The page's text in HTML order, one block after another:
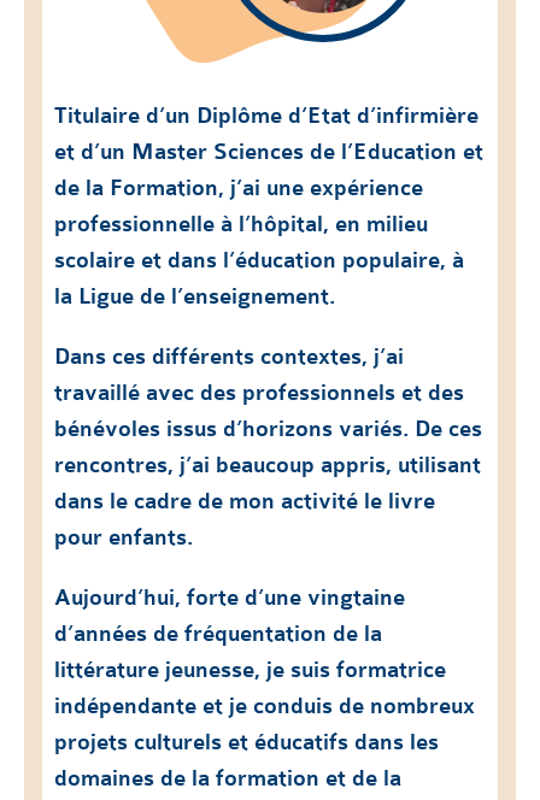
Titulaire d’un Diplôme d’Etat d’infirmière
et d’un Master Sciences de l’Education et
de la Formation, j’ai une expérience
professionnelle à l’hôpital, en milieu
scolaire et dans l’éducation populaire, à
la Ligue de l’enseignement.
Dans ces différents contextes, j’ai
travaillé avec des professionnels et des
bénévoles issus d’horizons variés. De ces
rencontres, j’ai beaucoup appris, utilisant
dans le cadre de mon activité le livre
pour enfants.
Aujourd’hui, forte d’une vingtaine
d’années de fréquentation de la
littérature jeunesse, je suis formatrice
indépendante et je conduis de nombreux
projets culturels et éducatifs dans les
domaines de la formation et de la